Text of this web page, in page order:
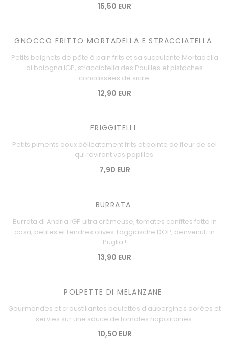
15,50 EUR
GNOCCO FRITTO MORTADELLA E STRACCIATELLA
Petits beignets de pâte à pain frits et sa succulente Mortadella
di bologna IGP, stracciatella des Pouilles et pistaches
concassées de sicile.
12,90 EUR
FRIGGITELLI
Petits piments doux délicatement frits et pointe de fleur de sel
qui raviront vos papilles.
7,90 EUR
BURRATA
Burrata di Andria IGP ultra crémeuse, tomates confites fatta in
casa, petites et tendres olives Taggiasche DOP, benvenuti in
Puglia !
13,90 EUR
POLPETTE DI MELANZANE
Gourmandes et croustillantes boulettes d'aubergines dorées et
servies sur une sauce de tomates napolitaines.
10,50 EUR